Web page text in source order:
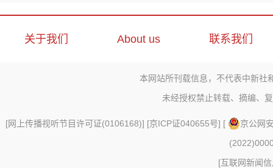
关于我们 About us 联系我们
本网站所刊载信息，不代表中新社
未经授权禁止转载、摘编、
[网上传播视听节目许可证(0106168)] [京ICP证040655号] [
京公网
[互联网新闻